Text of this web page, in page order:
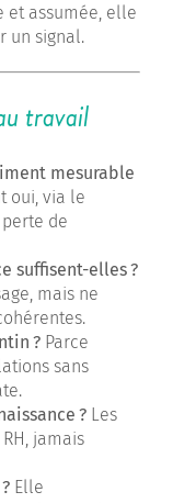
et assumée, elle
un signal.
travail
mesurable
oui, via le
de
suffisent-elles?
mais ne
?Parce
sans
?Les
jamais
?Elle